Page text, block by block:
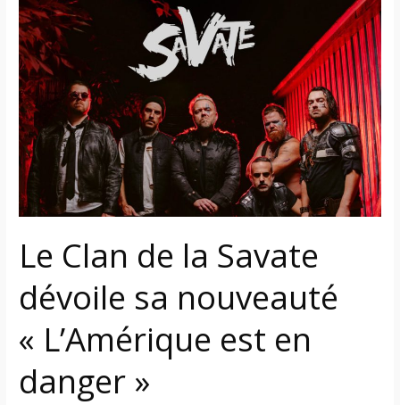
Le Clan de la Savate
dévoile sa nouveauté
« L’Amérique est en
danger »
Clan
de
la
Savate
dévoile
sa
nouveauté
« L’Amérique
est
en
danger »